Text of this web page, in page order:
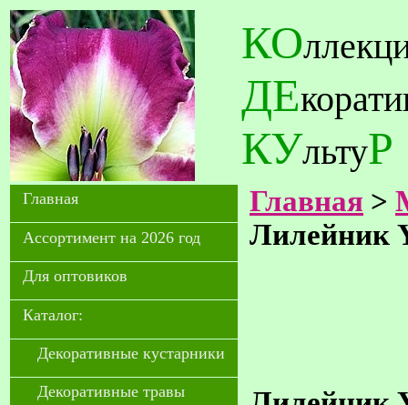
КО
ДЕ
КУльтуР
Главная
Ассортимент на 2026 год
Для оптовиков
Каталог:
Декоративные кустарники
Декоративные травы
Главная >
Лилейник